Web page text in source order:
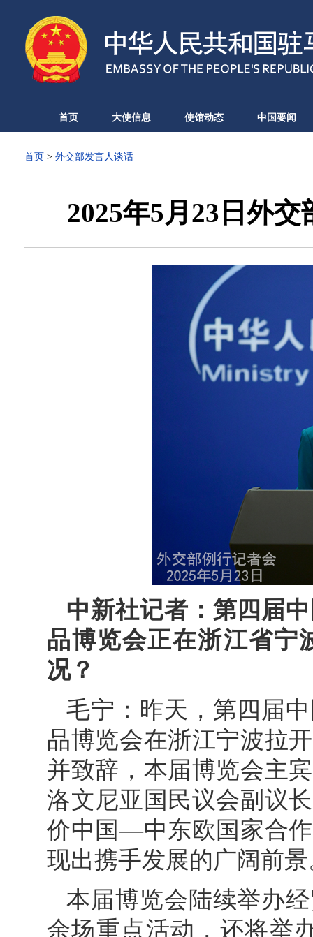
首页 大使信息 使馆动态 中国要闻
首页 > 外交部发言人谈话
2025年5月23日外
中新社记者：第四届
品博览会正在浙江省宁
况？
毛宁：昨天，第四届
品博览会在浙江宁波拉
并致辞，本届博览会主
洛文尼亚国民议会副议
价中国—中东欧国家合
现出携手发展的广阔前
本届博览会陆续举办
余场重点活动，还将举